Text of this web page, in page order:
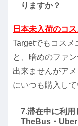
りますか？
日本未入荷のコス
Targetでもコス
と、暗めのファ
出来ませんがア
にいつも購入して
7.滞在中に利用
TheBus・Uber